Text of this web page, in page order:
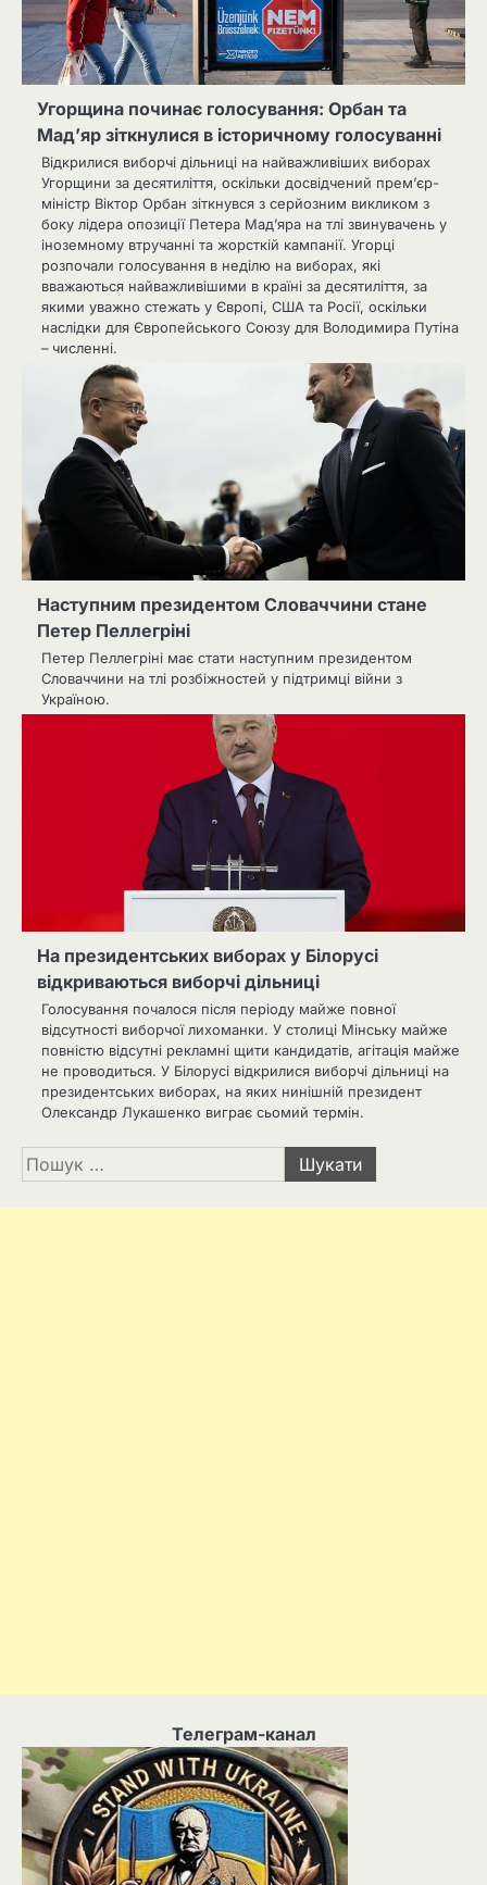
Угорщина починає голосування: Орбан та
Мад’яр зіткнулися в історичному голосуванні
Відкрилися виборчі дільниці на найважливіших виборах
Угорщини за десятиліття, оскільки досвідчений прем’єр-
міністр Віктор Орбан зіткнувся з серйозним викликом з
боку лідера опозиції Петера Мад’яра на тлі звинувачень у
іноземному втручанні та жорсткій кампанії. Угорці
розпочали голосування в неділю на виборах, які
вважаються найважливішими в країні за десятиліття, за
якими уважно стежать у Європі, США та Росії, оскільки
наслідки для Європейського Союзу для Володимира Путіна
– численні.
Наступним президентом Словаччини стане
Петер Пеллегріні
Петер Пеллегріні має стати наступним президентом
Словаччини на тлі розбіжностей у підтримці війни з
Україною.
На президентських виборах у Білорусі
відкриваються виборчі дільниці
Голосування почалося після періоду майже повної
відсутності виборчої лихоманки. У столиці Мінську майже
повністю відсутні рекламні щити кандидатів, агітація майже
не проводиться. У Білорусі відкрилися виборчі дільниці на
президентських виборах, на яких нинішній президент
Олександр Лукашенко виграє сьомий термін.
Пошук:
Телеграм-канал